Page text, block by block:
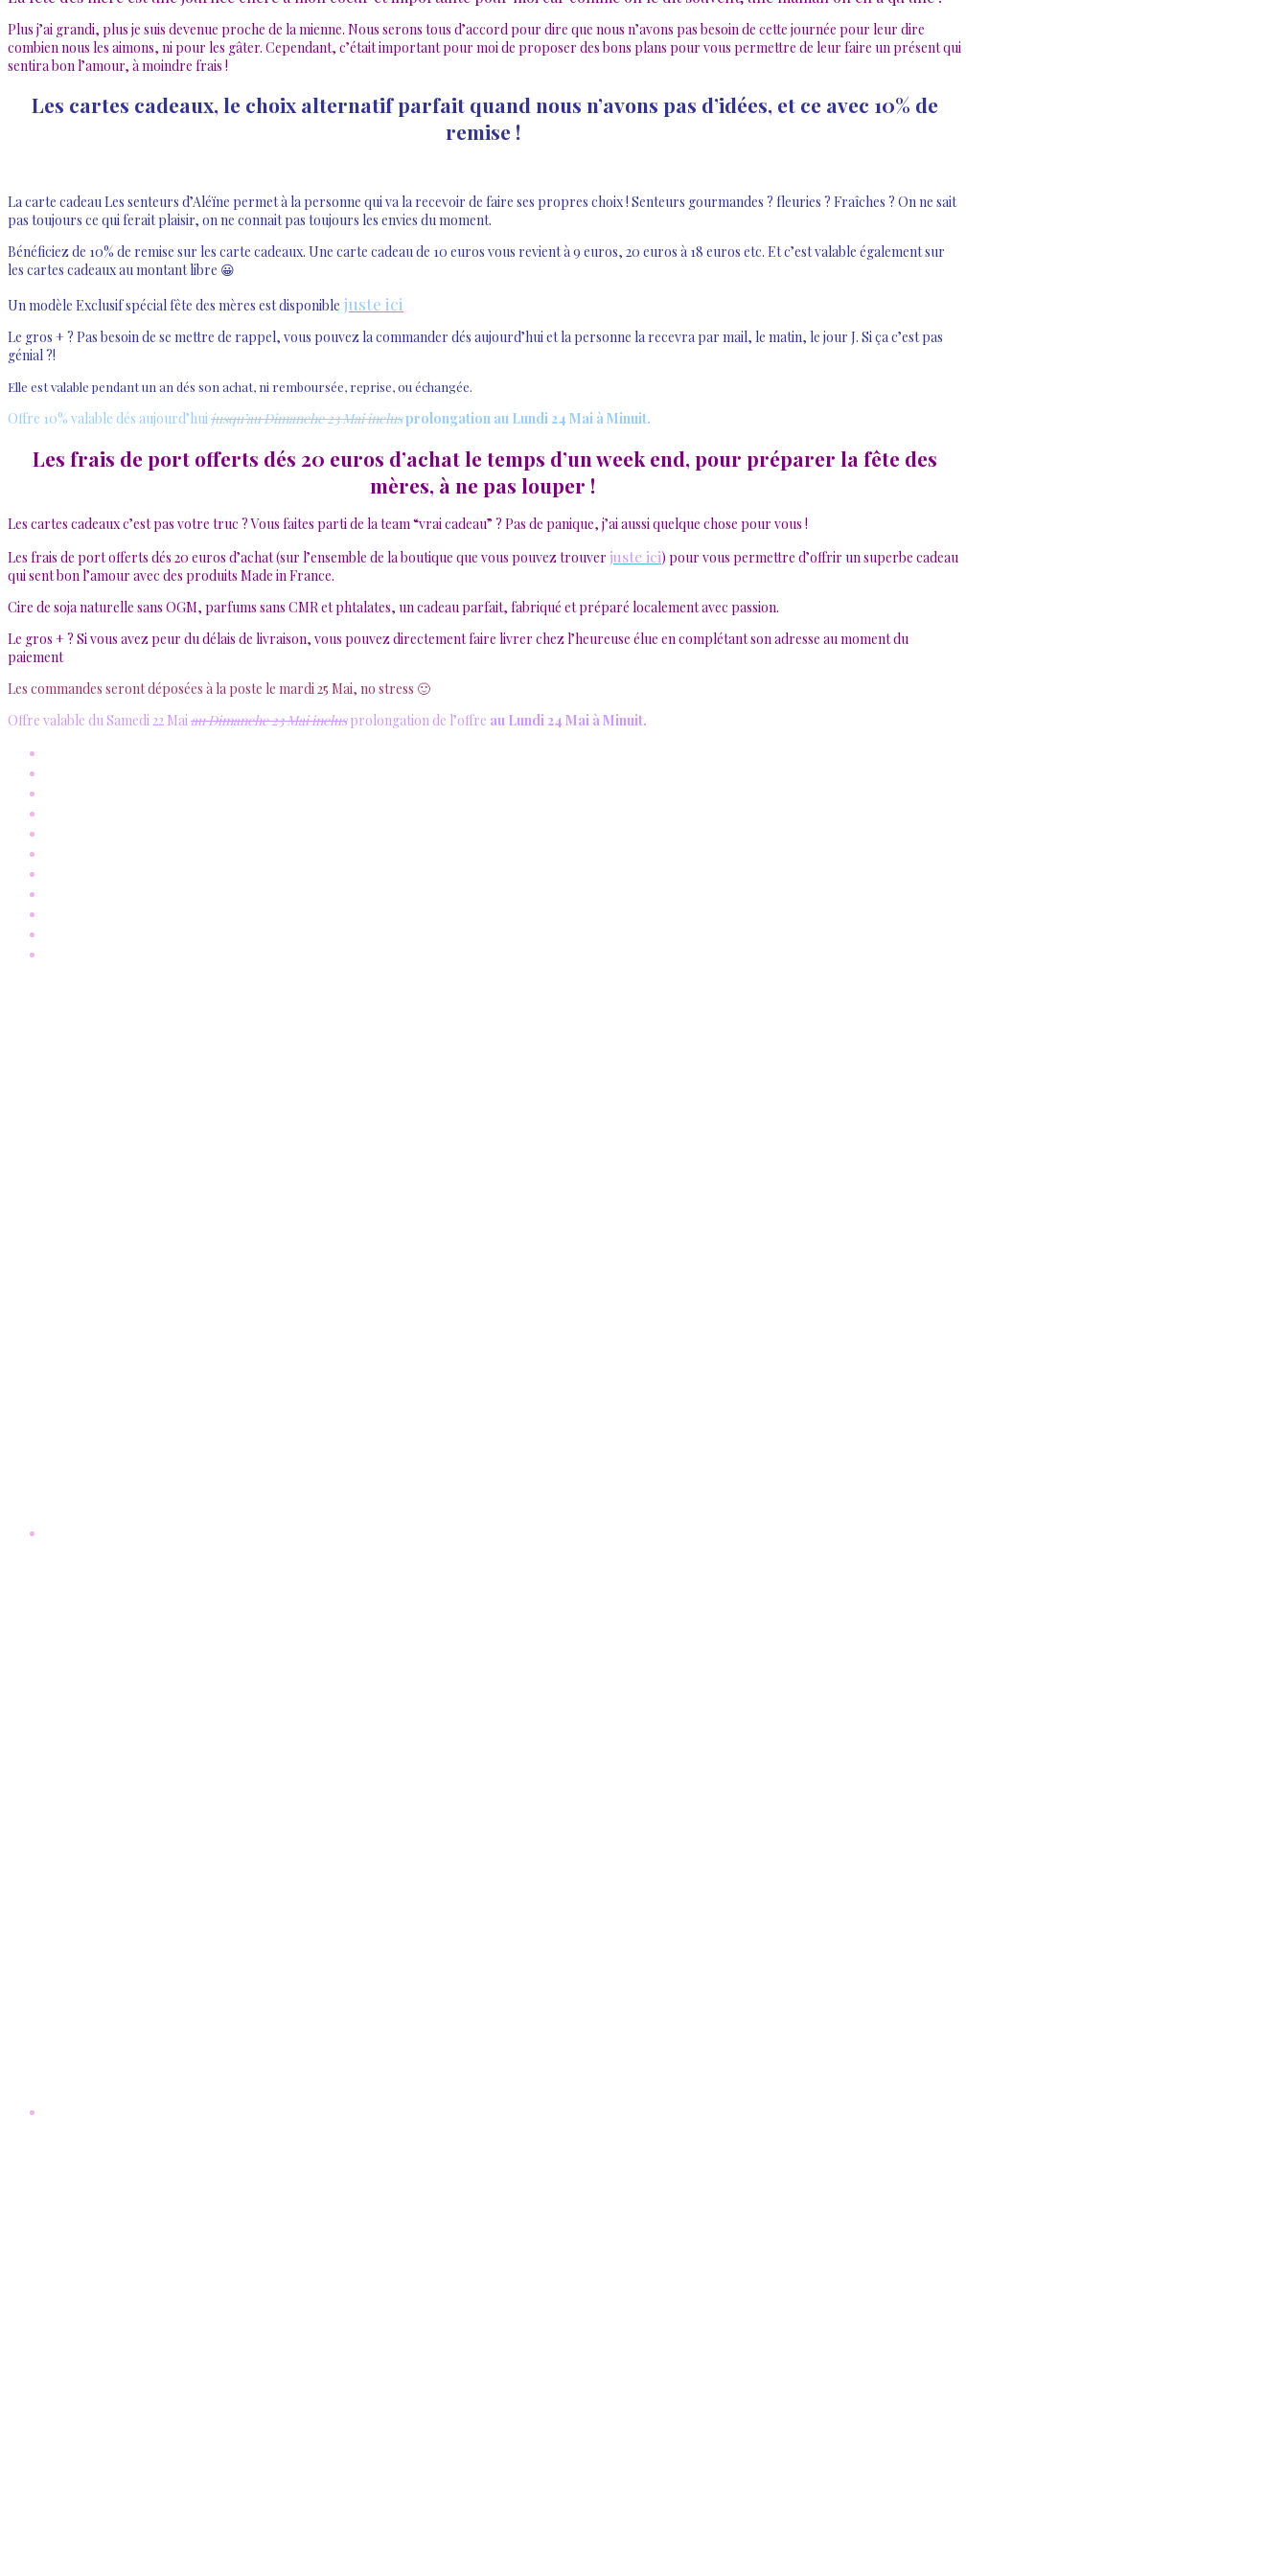
Plus j’ai grandi, plus je suis devenue proche de la mienne. Nous serons tous d’accord pour dire que nous n’avons pas besoin de cette journée pour leur dire
combien nous les aimons, ni pour les gâter. Cependant, c’était important pour moi de proposer des bons plans pour vous permettre de leur faire un présent qui
sentira bon l’amour, à moindre frais !
Les cartes cadeaux, le choix alternatif parfait quand nous n’avons pas d’idées, et ce avec 10% de
remise !
La carte cadeau Les senteurs d’Aléïne permet à la personne qui va la recevoir de faire ses propres choix ! Senteurs gourmandes ? fleuries ? Fraîches ? On ne sait
pas toujours ce qui ferait plaisir, on ne connait pas toujours les envies du moment.
Bénéficiez de 10% de remise sur les carte cadeaux. Une carte cadeau de 10 euros vous revient à 9 euros, 20 euros à 18 euros etc. Et c’est valable également sur
les cartes cadeaux au montant libre 😀
Un modèle Exclusif spécial fête des mères est disponible juste ici
Le gros + ? Pas besoin de se mettre de rappel, vous pouvez la commander dés aujourd’hui et la personne la recevra par mail, le matin, le jour J. Si ça c’est pas
génial ?!
Elle est valable pendant un an dés son achat, ni remboursée, reprise, ou échangée.
Offre 10% valable dés aujourd’huijusqu’au Dimanche 23 Mai inclusprolongation au Lundi 24 Mai à Minuit.
Les frais de port offerts dés 20 euros d’achat le temps d’un week end, pour préparer la fête des
mères, à ne pas louper !
Les cartes cadeaux c’est pas votre truc ? Vous faites parti de la team “vrai cadeau” ? Pas de panique, j’ai aussi quelque chose pour vous !
Les frais de port offerts dés 20 euros d’achat (sur l’ensemble de la boutique que vous pouvez trouver juste ici) pour vous permettre d’offrir un superbe cadeau
qui sent bon l’amour avec des produits Made in France.
Cire de soja naturelle sans OGM, parfums sans CMR et phtalates, un cadeau parfait, fabriqué et préparé localement avec passion.
Le gros + ? Si vous avez peur du délais de livraison, vous pouvez directement faire livrer chez l’heureuse élue en complétant son adresse au moment du
paiement
Les commandes seront déposées à la poste le mardi 25 Mai, no stress 🙂
Offre valable du Samedi 22 Maiau Dimanche 23 Mai inclus prolongation de l’offre au Lundi 24 Mai à Minuit.